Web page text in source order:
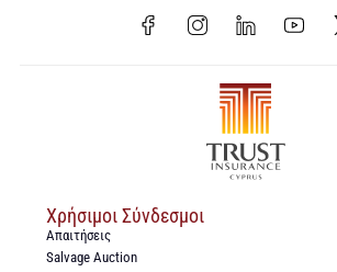
Χρήσιμοι Σύνδεσμοι
Απαιτήσεις
Salvage Auction